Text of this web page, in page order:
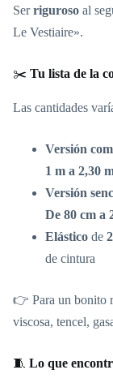
Serriguroso al
Le Vestiaire».
✂️ Tu lista de la
Las cantidades
Versión
1 m a 2,30
Versión
De 80 cm a
Elástico de
de cintura
👉 Para un bonito
viscosa, tencel,
🧵 Lo que